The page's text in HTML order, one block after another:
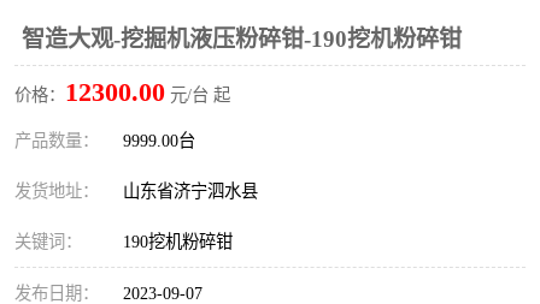
智造大观-挖掘机液压粉碎钳-190挖机粉碎钳
价格： 12300.00 元/台 起
产品数量： 9999.00台
发货地址： 山东省济宁泗水县
关键词： 190挖机粉碎钳
发布日期： 2023-09-07
挖树机 拓荒机
滚筒筛
挖掘机破碎斗